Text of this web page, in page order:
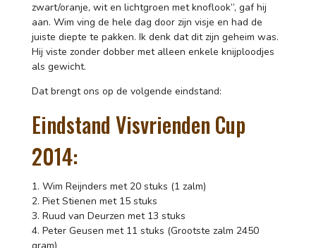
zwart/oranje, wit en lichtgroen met knoflook”, gaf hij
aan. Wim ving de hele dag door zijn visje en had de
juiste diepte te pakken. Ik denk dat dit zijn geheim was.
Hij viste zonder dobber met alleen enkele knijploodjes
als gewicht.
Dat brengt ons op de volgende eindstand:
Eindstand Visvrienden Cup
2014:
1. Wim Reijnders met 20 stuks (1 zalm)
2. Piet Stienen met 15 stuks
3. Ruud van Deurzen met 13 stuks
4. Peter Geusen met 11 stuks (Grootste zalm 2450